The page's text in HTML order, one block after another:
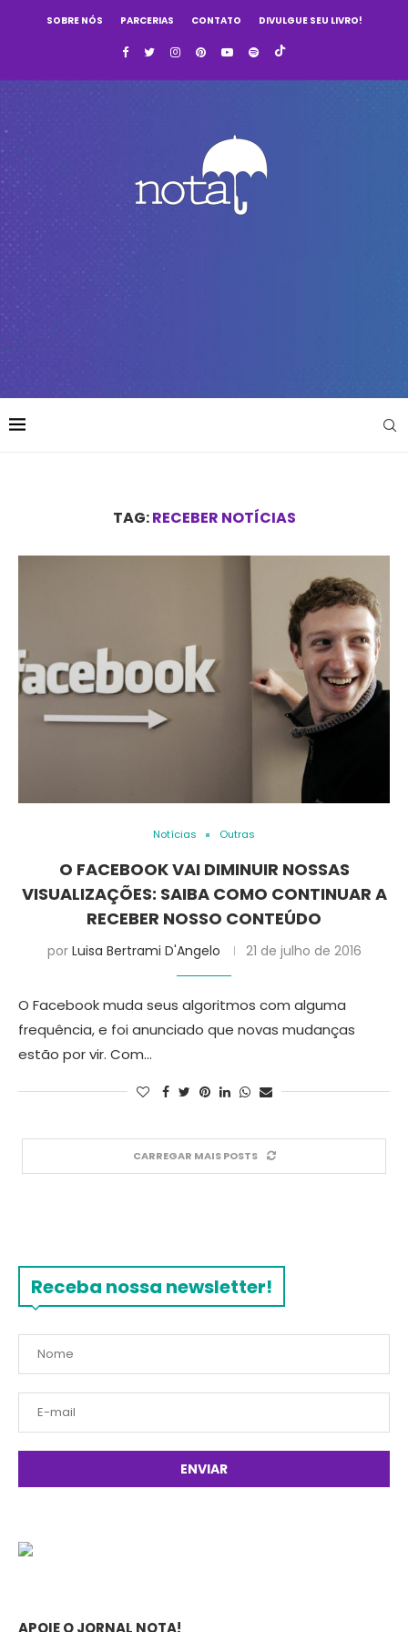
SOBRE NÓS PARCERIAS CONTATO DIVULGUE SEU LIVRO!
TAG:RECEBER NOTÍCIAS
Notícias Outras
O FACEBOOK VAI DIMINUIR NOSSAS
VISUALIZAÇÕES: SAIBA COMO CONTINUAR A
RECEBER NOSSO CONTEÚDO
por Luisa Bertrami D'Angelo 21 de julho de 2016
O Facebook muda seus algoritmos com alguma
frequência, e foi anunciado que novas mudanças
estão por vir. Com…
CARREGAR MAIS POSTS
Receba nossa newsletter!
APOIE O JORNAL NOTA!